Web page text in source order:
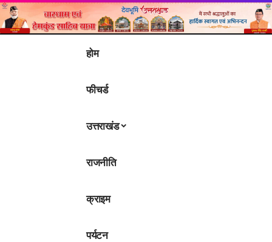
होम
फीचर्ड
उत्तराखंड
राजनीति
क्राइम
पर्यटन